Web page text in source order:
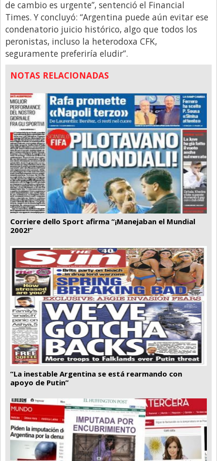
de cambio es urgente”, sentenció el Financial
Times. Y concluyó: “Argentina puede aún evitar ese
condenatorio juicio histórico, algo que todos los
peronistas, incluso la heterodoxa CFK,
seguramente preferiría eludir”.
NOTAS RELACIONADAS
Corriere dello Sport afirma “¡Manejaban el Mundial
2002!”
“La inestable Argentina se está rearmando con
apoyo de Putin”